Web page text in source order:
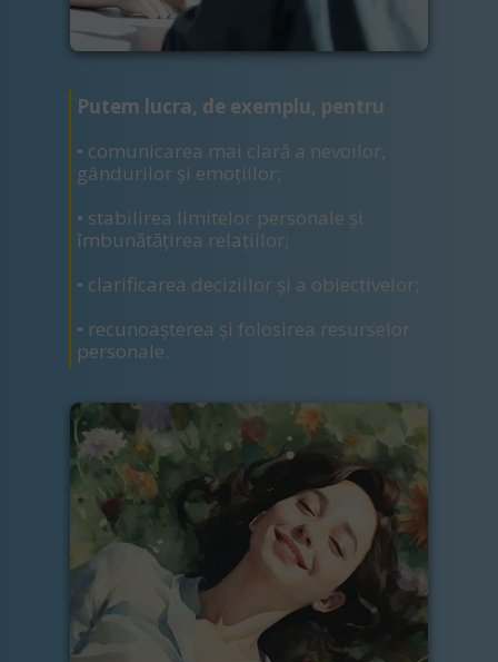
Putem lucra, de exemplu, pentru
• comunicarea mai clară a nevoilor,
gândurilor și emoțiilor;
• stabilirea limitelor personale și
îmbunătățirea relațiilor;
• clarificarea deciziilor și a obiectivelor;
• recunoașterea și folosirea resurselor
personale.